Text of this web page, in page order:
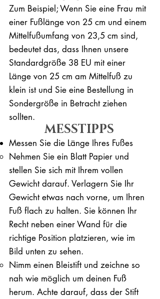
Zum Beispiel; Wenn Sie eine Frau mit
einer Fußlänge von 25 cm und einem
Mittelfußumfang von 23,5 cm sind,
bedeutet das, dass Ihnen unsere
Standardgröße 38 EU mit einer
Länge von 25 cm am Mittelfuß zu
klein ist und Sie eine Bestellung in
Sondergröße in Betracht ziehen
sollten.
MESSTIPPS
Messen Sie die Länge Ihres Fußes
Nehmen Sie ein Blatt Papier und
stellen Sie sich mit Ihrem vollen
Gewicht darauf. ​Verlagern Sie Ihr
Gewicht etwas nach vorne, um Ihren
Fuß flach zu halten. Sie können Ihr
Recht neben einer Wand für die
richtige Position platzieren, wie im
Bild unten zu sehen.
Nimm einen Bleistift und zeichne so
nah wie möglich um deinen Fuß
herum. Achte darauf, dass der Stift